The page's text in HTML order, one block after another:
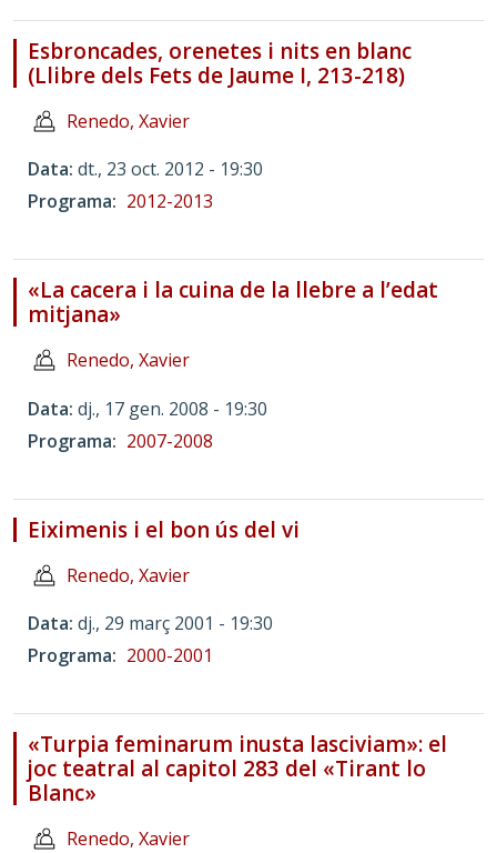
Esbroncades, orenetes i nits en blanc
(Llibre dels Fets de Jaume I, 213-218)
Renedo, Xavier
Data dt., 23 oct. 2012 - 19:30
Programa
2012-2013
«La cacera i la cuina de la llebre a l’edat
mitjana»
Renedo, Xavier
Data dj., 17 gen. 2008 - 19:30
Programa
2007-2008
Eiximenis i el bon ús del vi
Renedo, Xavier
Data dj., 29 març 2001 - 19:30
Programa
2000-2001
«Turpia feminarum inusta lasciviam»: el
joc teatral al capitol 283 del «Tirant lo
Blanc»
Renedo, Xavier